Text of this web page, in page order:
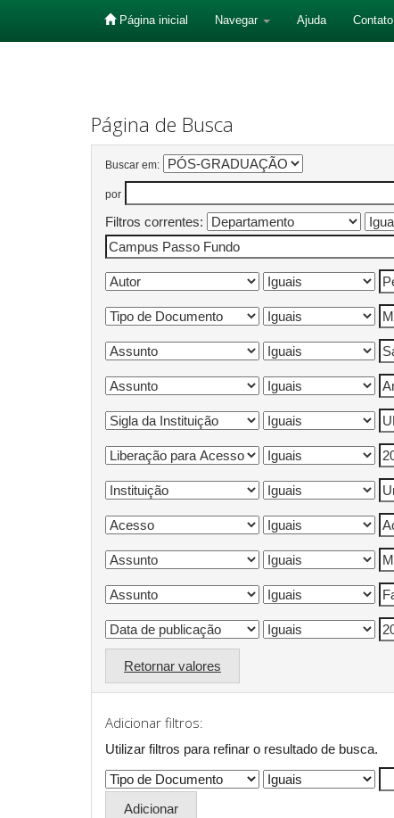
Página inicial Navegar Ajuda Contato
Página de Busca
Buscar em:
por
Filtros correntes:
Retornar valores
Adicionar filtros:
Utilizar filtros para refinar o resultado de busca.